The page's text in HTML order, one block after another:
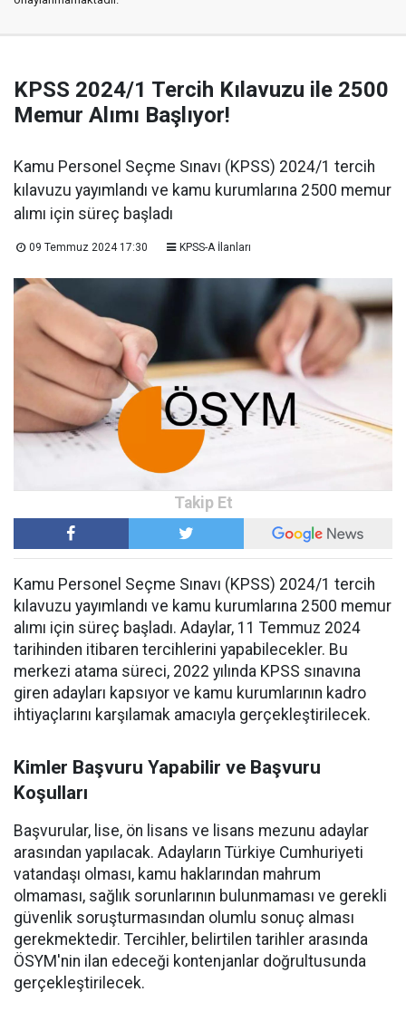
KPSS 2024/1 Tercih Kılavuzu ile 2500
Memur Alımı Başlıyor!
Kamu Personel Seçme Sınavı (KPSS) 2024/1 tercih
kılavuzu yayımlandı ve kamu kurumlarına 2500 memur
alımı için süreç başladı
09 Temmuz 2024 17:30 KPSS-A İlanları
Kamu Personel Seçme Sınavı (KPSS) 2024/1 tercih
kılavuzu yayımlandı ve kamu kurumlarına 2500 memur
alımı için süreç başladı. Adaylar, 11 Temmuz 2024
tarihinden itibaren tercihlerini yapabilecekler. Bu
merkezi atama süreci, 2022 yılında KPSS sınavına
giren adayları kapsıyor ve kamu kurumlarının kadro
ihtiyaçlarını karşılamak amacıyla gerçekleştirilecek.
Kimler Başvuru Yapabilir ve Başvuru
Koşulları
Başvurular, lise, ön lisans ve lisans mezunu adaylar
arasından yapılacak. Adayların Türkiye Cumhuriyeti
vatandaşı olması, kamu haklarından mahrum
olmaması, sağlık sorunlarının bulunmaması ve gerekli
güvenlik soruşturmasından olumlu sonuç alması
gerekmektedir. Tercihler, belirtilen tarihler arasında
ÖSYM'nin ilan edeceği kontenjanlar doğrultusunda
gerçekleştirilecek.